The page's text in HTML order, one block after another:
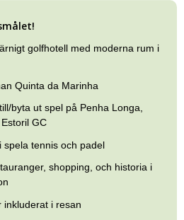
golfhotell med moderna rum i
Quinta da Marinha
byta ut spel på Penha Longa,
GC
spela tennis och padel
shopping, och historia i
inkluderat i resan